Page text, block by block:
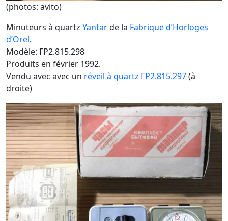
(photos: avito)
Minuteurs à quartz Yantarde la Fabrique d’Horloges
d’Orel.
Modèle: ГP2.815.298
Produits en février 1992.
Vendu avec avec un réveil à quartz ГP2.815.297(à
droite)